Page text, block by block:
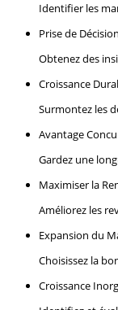
Identifier les
Prise de
Obtenez des
Croissance
Surmontez les
Avantage
Gardez une
Maximiser la
Améliorez les
Expansion du
Choisissez la
Croissance